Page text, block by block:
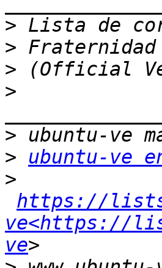
>
>
>
>
>
>
ubuntu-ve
>
https://
ve<https://
ve